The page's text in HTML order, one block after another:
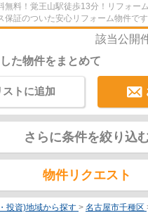
無料！覚王山駅徒歩13分！リフォー
保証のついた安心リフォーム物件です
該当公開
た物件をまとめて
ストに追加
さらに条件を絞り込
物件リクエスト
投資)地域から探す > 名古屋市千種区